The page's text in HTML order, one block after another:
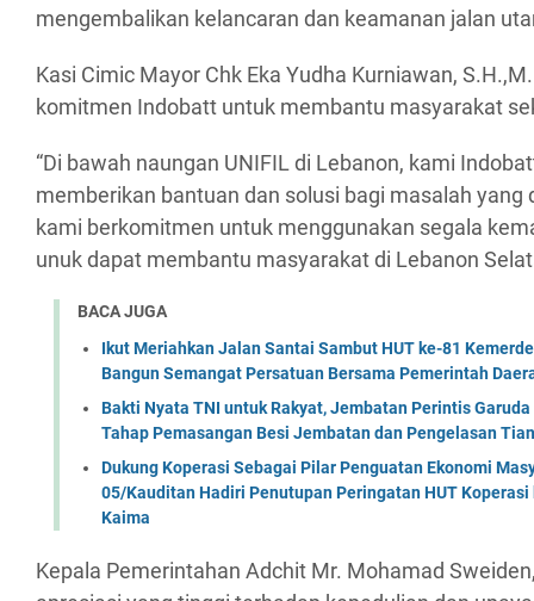
mengembalikan kelancaran dan keamanan jalan
Kasi Cimic Mayor Chk Eka Yudha Kurniawan,
komitmen Indobatt untuk membantu masyarakat
“Di bawah naungan UNIFIL di Lebanon, kami
memberikan bantuan dan solusi bagi masalah yang
kami berkomitmen untuk menggunakan segala
unuk dapat membantu masyarakat di Lebanon
BACA JUGA
Ikut Meriahkan Jalan Santai Sambut HUT ke-81
Bangun Semangat Persatuan Bersama Pemerintah
Bakti Nyata TNI untuk Rakyat, Jembatan Perintis
Tahap Pemasangan Besi Jembatan dan Pengelasan
Dukung Koperasi Sebagai Pilar Penguatan Ekonomi
05/Kauditan Hadiri Penutupan Peringatan HUT Koperasi
Kaima
Kepala Pemerintahan Adchit Mr. Mohamad